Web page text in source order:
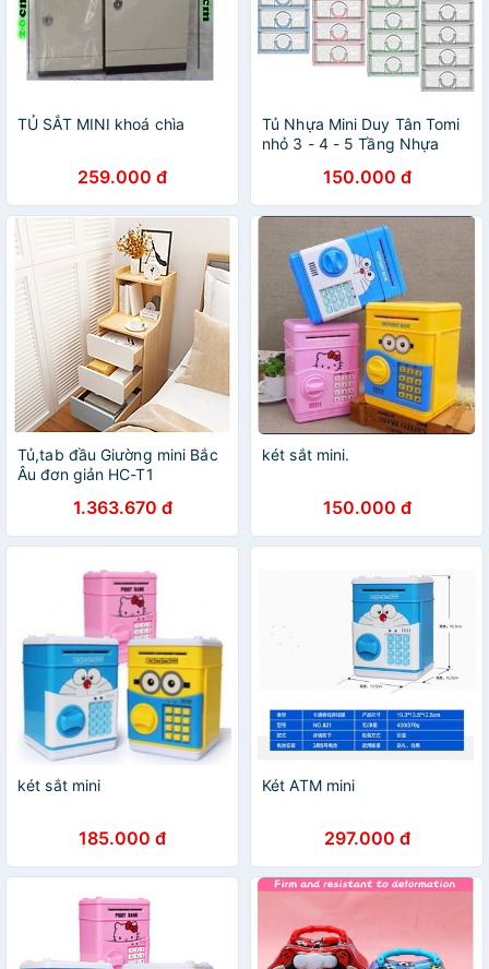
TỦ SẮT MINI khoá chìa
259.000 đ
Tủ Nhựa Mini Duy Tân Tomi
nhỏ 3 - 4 - 5 Tầng Nhựa
Văn Phòng, Mini Để Bàn Tiện
Lợi - Giao ngẫu nhiên
150.000 đ
Tủ,tab đầu Giường mini Bắc
Âu đơn giản HC-T1
1.363.670 đ
két sắt mini.
150.000 đ
két sắt mini
185.000 đ
Két ATM mini
297.000 đ